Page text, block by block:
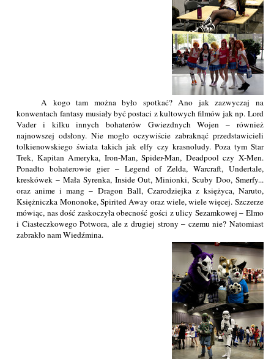
A kogo tam można było spotkać? Ano jak zazwyczaj na
konwentach fantasy musiały być postaci z kultowych filmów jak np. Lord
Vader i kilku innych bohaterów Gwiezdnych Wojen – również
najnowszej odsłony. Nie mogło oczywiście zabraknąć przedstawicieli
tolkienowskiego świata takich jak elfy czy krasnoludy. Poza tym Star
Trek, Kapitan Ameryka, Iron-Man, Spider-Man, Deadpool czy X-Men.
Ponadto bohaterowie gier – Legend of Zelda, Warcraft, Undertale,
kreskówek – Mała Syrenka, Inside Out, Minionki, Scuby Doo, Smerfy...
oraz anime i mang – Dragon Ball, Czarodziejka z księżyca, Naruto,
Księżniczka Mononoke, Spirited Away oraz wiele, wiele więcej. Szczerze
mówiąc, nas dość zaskoczyła obecność gości z ulicy Sezamkowej – Elmo
i Ciasteczkowego Potwora, ale z drugiej strony – czemu nie? Natomiast
zabrakło nam Wiedźmina.